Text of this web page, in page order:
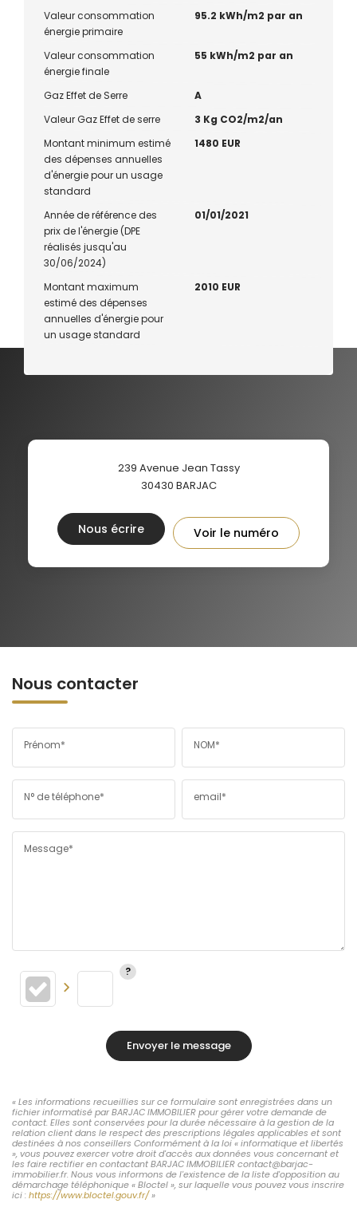
Valeur consommation
énergie primaire
95.2 kWh/m2 par an
Valeur consommation
énergie finale
55 kWh/m2 par an
Gaz Effet de Serre
A
Valeur Gaz Effet de serre
3 Kg CO2/m2/an
Montant minimum estimé
des dépenses annuelles
d'énergie pour un usage
standard
1480 EUR
Année de référence des
prix de l'énergie (DPE
réalisés jusqu'au
30/06/2024)
01/01/2021
Montant maximum
estimé des dépenses
annuelles d'énergie pour
un usage standard
2010 EUR
239 Avenue Jean Tassy
30430 BARJAC
Nous écrire Voir le numéro
Nous contacter
Prénom* NOM*
N° de téléphone* email*
Message*
Envoyer le message
« Les informations recueillies sur ce formulaire sont enregistrées dans un
fichier informatisé par BARJAC IMMOBILIER pour gérer votre demande de
contact. Elles sont conservées pour la durée nécessaire à la gestion de la
relation client dans le respect des prescriptions légales applicables et sont
destinées à nos conseillers Conformément à la loi « informatique et libertés
», vous pouvez exercer votre droit d'accès aux données vous concernant et
les faire rectifier en contactant BARJAC IMMOBILIER contact@barjac-
immobilier.fr. Nous vous informons de l'existence de la liste d'opposition au
démarchage téléphonique « Bloctel », sur laquelle vous pouvez vous inscrire
ici : https://www.bloctel.gouv.fr/»